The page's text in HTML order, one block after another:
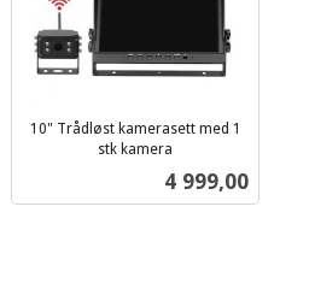
10" Trådløst kamerasett med 1
stk kamera
Pris
4 999,00